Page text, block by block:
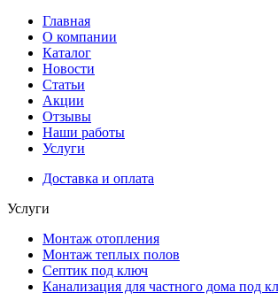
Главная
О компании
Каталог
Новости
Статьи
Акции
Отзывы
Наши работы
Услуги
Доставка и оплата
Услуги
Монтаж отопления
Монтаж теплых полов
Септик под ключ
Канализация для частного дома под